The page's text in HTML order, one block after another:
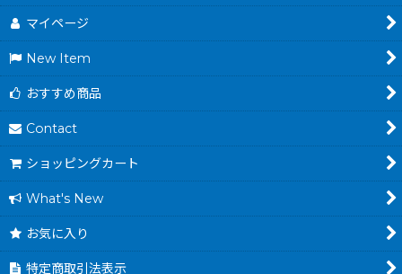
マイページ
New Item
おすすめ商品
Contact
ショッピングカート
What's New
お気に入り
特定商取引法表示